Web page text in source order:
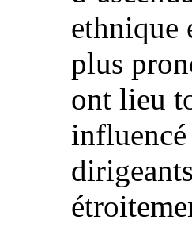
ethnique
plus
ont lieu
influencé